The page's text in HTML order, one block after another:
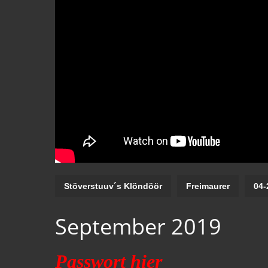
Stöverstuuv´s Klöndöör Freimaurer 04-
September 2019
Passwort hier